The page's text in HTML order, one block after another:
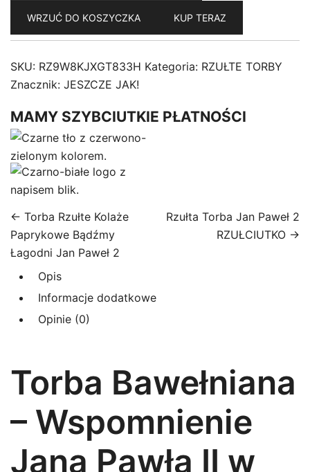
Paweł
2
JESZCZE
WRZUĆ DO KOSZYCZKA KUP TERAZ
SKU: RZ9W8KJXGT833H Kategoria: RZUŁTE TORBY
Znacznik: JESZCZE JAK!
MAMY SZYBCIUTKIE PŁATNOŚCI
← Torba Rzułte Kolaże
Paprykowe Bądźmy
Łagodni Jan Paweł 2
Rzułta Torba Jan Paweł 2
RZUŁCIUTKO →
Opis
Informacje dodatkowe
Opinie (0)
Torba Bawełniana
– Wspomnienie
Jana Pawła II w